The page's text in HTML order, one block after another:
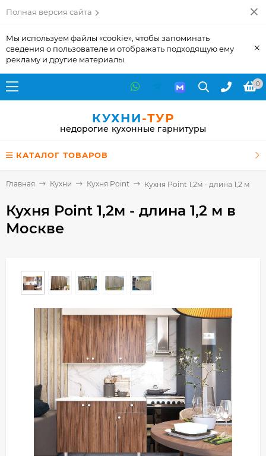
Полная версия сайта
Мы используем файлы «cookie», чтобы запоминать
сведения о пользователе и отображать подходящую ему
рекламу и другие материалы.
×
0
КУХНИ-ТУР
недорогие кухонные гарнитуры
КАТАЛОГ ТОВАРОВ
Главная Кухни Кухня Point Кухня Point 1,2м - длина 1,2 м
Кухня Point 1,2м - длина 1,2 м в
Москве